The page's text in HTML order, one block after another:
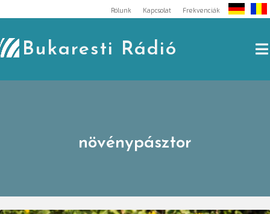
to
content
Rólunk Kapcsolat Frekvenciák
Bukaresti Rádió
növénypásztor